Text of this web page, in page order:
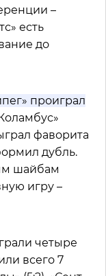
–
есть
до
проиграл
фаворита
дубль.
шайбам
игру –
четыре
всего 7